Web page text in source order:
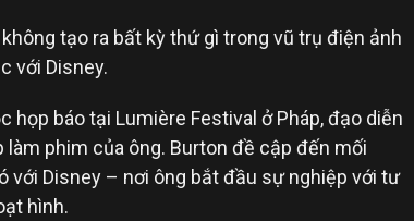
tạo ra bất kỳ thứ gì trong vũ trụ điện ảnh
với Disney.
họp báo tại Lumière Festival ở Pháp, đạo diễn
phim của ông. Burton đề cập đến mối
với Disney – nơi ông bắt đầu sự nghiệp với tư
hình.